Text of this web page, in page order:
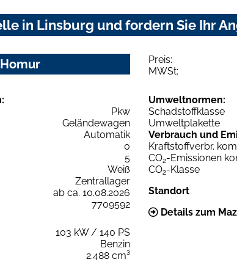
in Linsburg und fordern Sie Ihr
Homur Preis:
MWSt:
Pkw
Geländewagen
Automatik
0
5
Weiß
Zentrallager
ab ca. 10.08.2026
7709592
103 kW / 140 PS
Benzin
2.488 cm³
Umweltnormen:
Schadstoffklasse
Umweltplakette
Verbrauch und
Kraftstoffverbr.
CO2-Emissionen
CO2-Klasse
Standort
Details zum